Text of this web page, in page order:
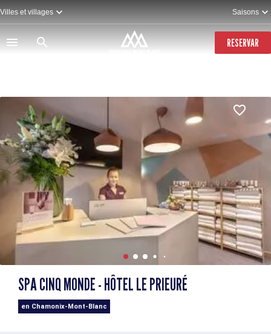
Pasar
al
contenido
principal
Villes et villages Saisons
RESERVAR
SPA CINQ MONDE - HÔTEL LE PRIEURÉ
en Chamonix-Mont-Blanc